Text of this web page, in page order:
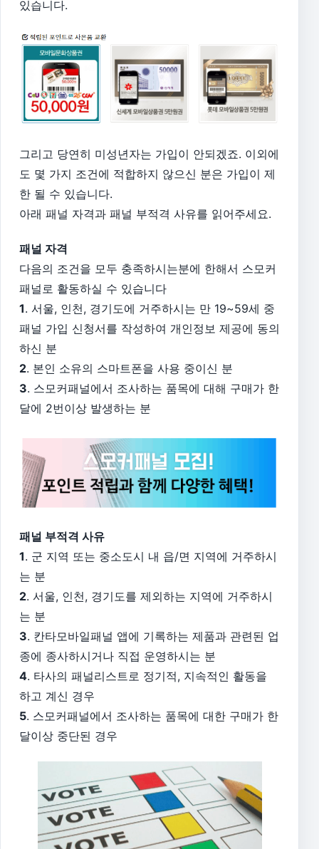
있습니다.
그리고 당연히 미성년자는 가입이 안되겠죠. 이외에
도 몇 가지 조건에 적합하지 않으신 분은 가입이 제
한 될 수 있습니다.
아래 패널 자격과 패널 부적격 사유를 읽어주세요.
패널 자격
다음의 조건을 모두 충족하시는분에 한해서 스모커
패널로 활동하실 수 있습니다
1. 서울, 인천, 경기도에 거주하시는 만 19~59세 중
패널 가입 신청서를 작성하여 개인정보 제공에 동의
하신 분
2. 본인 소유의 스마트폰을 사용 중이신 분
3. 스모커패널에서 조사하는 품목에 대해 구매가 한
달에 2번이상 발생하는 분
패널 부적격 사유
1. 군 지역 또는 중소도시 내 읍/면 지역에 거주하시
는 분
2. 서울, 인천, 경기도를 제외하는 지역에 거주하시
는 분
3. 칸타모바일패널 앱에 기록하는 제품과 관련된 업
종에 종사하시거나 직접 운영하시는 분
4. 타사의 패널리스트로 정기적, 지속적인 활동을
하고 계신 경우
5. 스모커패널에서 조사하는 품목에 대한 구매가 한
달이상 중단된 경우